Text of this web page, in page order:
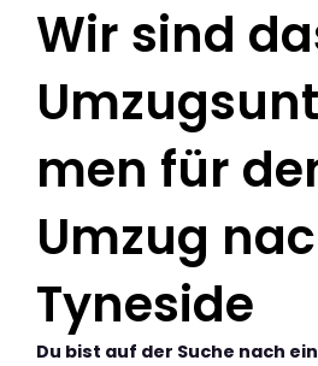
Wir sind
men für
Umzug
Tyneside
Du bist auf der Suche nach